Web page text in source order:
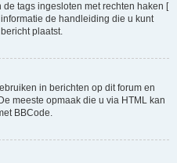
tags ingesloten met rechten haken [
de handleiding die u kunt
plaatst.
in berichten op dit forum en
meeste opmaak die u via HTML kan
BBCode.